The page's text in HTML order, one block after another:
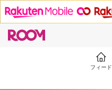
フィード